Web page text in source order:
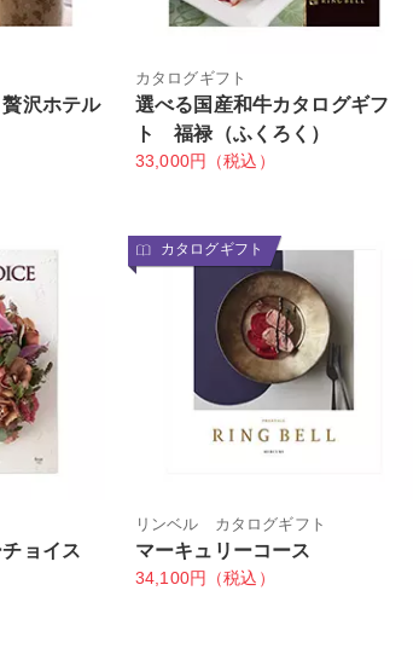
沢ホテル
カタログギフト
選べる国産和牛カタログギフ
ト 福禄（ふくろく）
33,000円（税込）
チョイス
カタログギフト
リンベル カタログギフト
マーキュリーコース
34,100円（税込）